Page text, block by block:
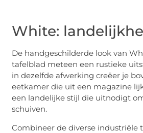
White:
De handgeschilderde look van
tafelblad meteen een rustieke
in dezelfde afwerking creëer je
eetkamer die uit een magazine
een landelijke stijl die uitnodigt
schuiven.
Combineer de diverse industriële